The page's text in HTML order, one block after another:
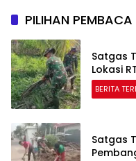
PILIHAN PEMBACA
Satgas
Lokasi
BERITA
Satgas